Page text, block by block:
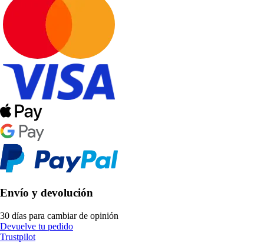
Envío y devolución
30 días para cambiar de opinión
Devuelve tu pedido
Trustpilot